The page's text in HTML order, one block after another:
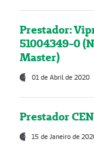
Prestador:
51004349-0
Master)
01 de Abril de 2020
Prestador
15 de Janeiro de